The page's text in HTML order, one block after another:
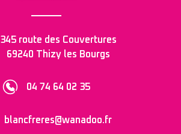
345 route des Couvertures
69240 Thizy les Bourgs
04 74 64 02 35
blancfreres@wanadoo.fr